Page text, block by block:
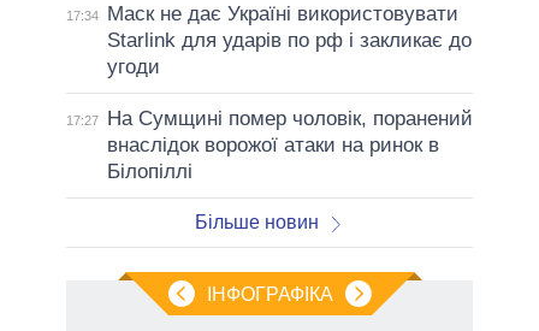
17:34
Маск не дає Україні використовувати
Starlink для ударів по рф і закликає до
угоди
17:27
На Сумщині помер чоловік, поранений
внаслідок ворожої атаки на ринок в
Білопіллі
Більше новин
ІНФОГРАФІКА